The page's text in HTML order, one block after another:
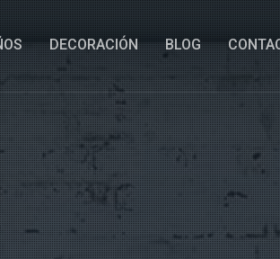
DECORACIÓN BLOG